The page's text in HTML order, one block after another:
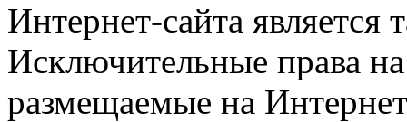
Интернет-сайта
Исключительные права
размещаемые на